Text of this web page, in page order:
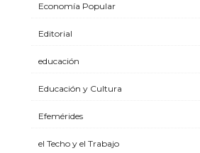
Economía Popular
Editorial
educación
Educación y Cultura
Efemérides
el Techo y el Trabajo